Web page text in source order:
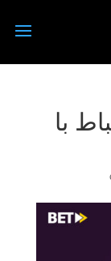
با